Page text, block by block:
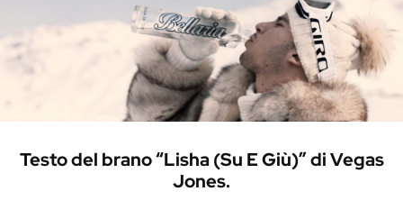
Testo del brano “Lisha (Su E Giù)” di Vegas
Jones.